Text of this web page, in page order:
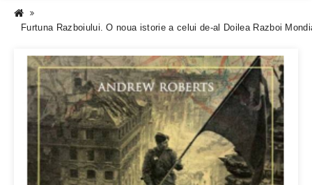
Furtuna Razboiului. O noua istorie a celui de-al Doilea Razboi